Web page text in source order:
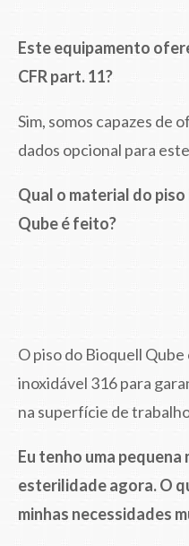
Este equipamento
CFR part. 11?
Sim, somos capazes de
dados opcional para
Qual o material do
Qube é feito?
O piso do Bioquell
inoxidável 316 para
na superfície de
Eu tenho uma
esterilidade agora. O
minhas necessidades